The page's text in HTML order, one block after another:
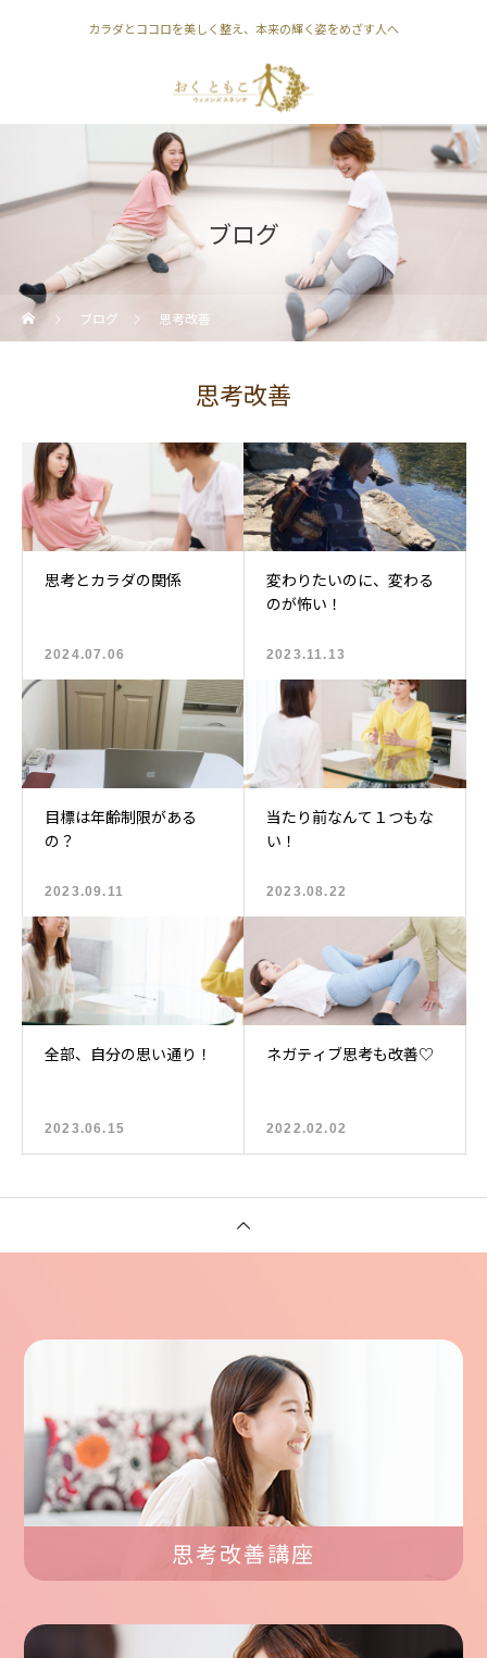
カラダとココロを美しく整え、本来の輝く姿をめざす人へ
ブログ
ブログ 思考改善
思考改善
思考とカラダの関係
2024.07.06
変わりたいのに、変わる
のが怖い！
2023.11.13
目標は年齢制限がある
の？
2023.09.11
当たり前なんて１つもな
い！
2023.08.22
全部、自分の思い通り！
2023.06.15
ネガティブ思考も改善♡
2022.02.02
思考改善講座